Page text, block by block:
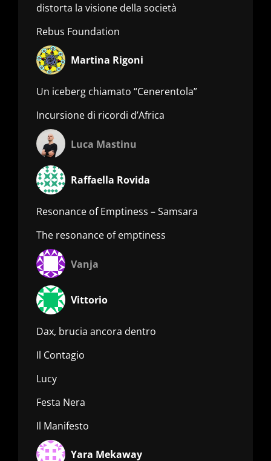
distorta la visione della società
Rebus Foundation
Martina Rigoni
Un iceberg chiamato “Cenerentola”
Incursione di ricordi d’Africa
Luca Mastinu
Raffaella Rovida
Resonance of Emptiness – Samsara
The resonance of emptiness
Vanja
Vittorio
Dax, brucia ancora dentro
Il Contagio
Lucy
Festa Nera
Il Manifesto
Yara Mekaway